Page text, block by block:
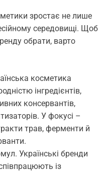
зростає не лише
середовищі. Щоб
обрати, варто
косметика
інгредієнтів,
консервантів,
У фокусі –
трав, ферменти й
Українські бренди
із